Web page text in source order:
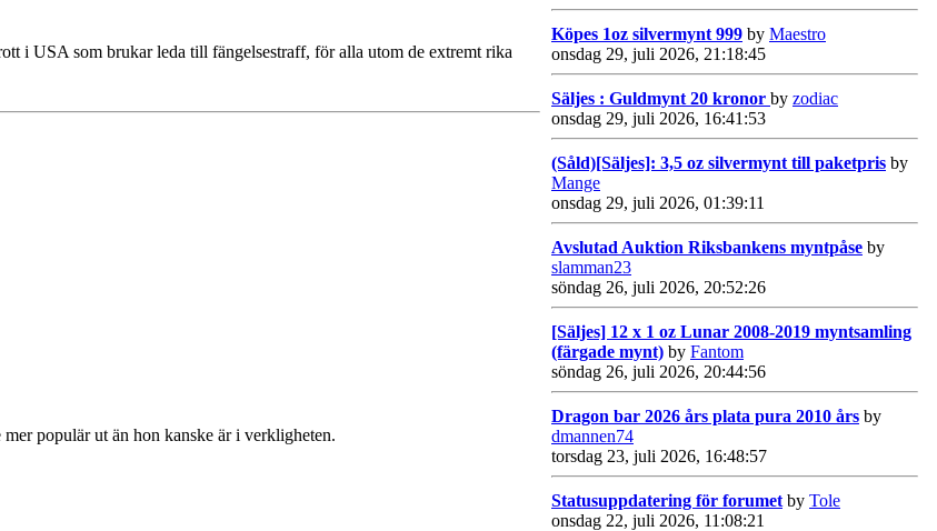
i USA som brukar leda till fängelsestraff, för alla utom de extremt rika
populär ut än hon kanske är i verkligheten.
Köpes 1oz silvermynt 999 by Maestro
onsdag 29, juli 2026, 21:18:45
Säljes : Guldmynt 20 kronor by zodiac
onsdag 29, juli 2026, 16:41:53
(Såld)[Säljes]: 3,5 oz silvermynt till paketpris by
Mange
onsdag 29, juli 2026, 01:39:11
Avslutad Auktion Riksbankens myntpåse by
slamman23
söndag 26, juli 2026, 20:52:26
[Säljes] 12 x 1 oz Lunar 2008-2019 myntsamling
(färgade mynt) by Fantom
söndag 26, juli 2026, 20:44:56
Dragon bar 2026 års plata pura 2010 års by
dmannen74
torsdag 23, juli 2026, 16:48:57
Statusuppdatering för forumet by Tole
onsdag 22, juli 2026, 11:08:21